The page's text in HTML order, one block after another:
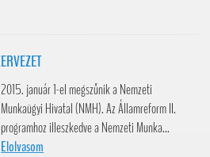
2015. január 1-el megszűnik a Nemzeti
Munkaügyi Hivatal (NMH). Az Államreform II.
programhoz illeszkedve a Nemzeti Munka...
Elolvasom